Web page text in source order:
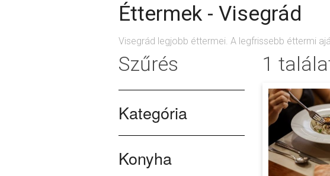
Éttermek - Visegrád
Visegrád legjobb éttermei. A legfrissebb éttermi
Szűrés
Kategória
Konyha
1